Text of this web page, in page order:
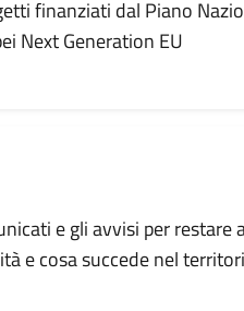
finanziati dal Piano
Next Generation EU
e gli avvisi per
e cosa succede nel